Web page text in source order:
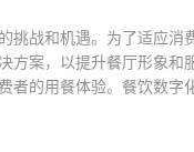
战和机遇。为了适应
案，以提升餐厅形象
的用餐体验。餐饮数